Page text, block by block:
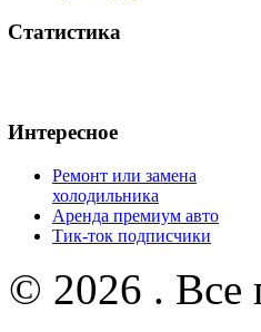
Статистика
Интересное
Ремонт или замена
холодильника
Аренда премиум авто
Тик-ток подписчики
© 2026 . Все